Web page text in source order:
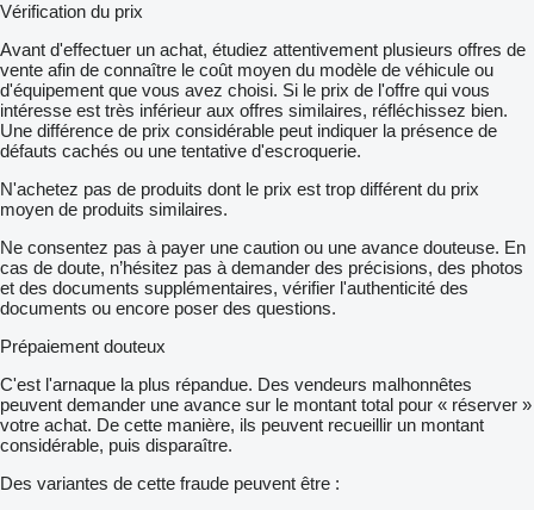
Vérification du prix
Avant d'effectuer un achat, étudiez attentivement plusieurs offres de
vente afin de connaître le coût moyen du modèle de véhicule ou
d'équipement que vous avez choisi. Si le prix de l'offre qui vous
intéresse est très inférieur aux offres similaires, réfléchissez bien.
Une différence de prix considérable peut indiquer la présence de
défauts cachés ou une tentative d'escroquerie.
N'achetez pas de produits dont le prix est trop différent du prix
moyen de produits similaires.
Ne consentez pas à payer une caution ou une avance douteuse. En
cas de doute, n’hésitez pas à demander des précisions, des photos
et des documents supplémentaires, vérifier l'authenticité des
documents ou encore poser des questions.
Prépaiement douteux
C'est l'arnaque la plus répandue. Des vendeurs malhonnêtes
peuvent demander une avance sur le montant total pour « réserver »
votre achat. De cette manière, ils peuvent recueillir un montant
considérable, puis disparaître.
Des variantes de cette fraude peuvent être :